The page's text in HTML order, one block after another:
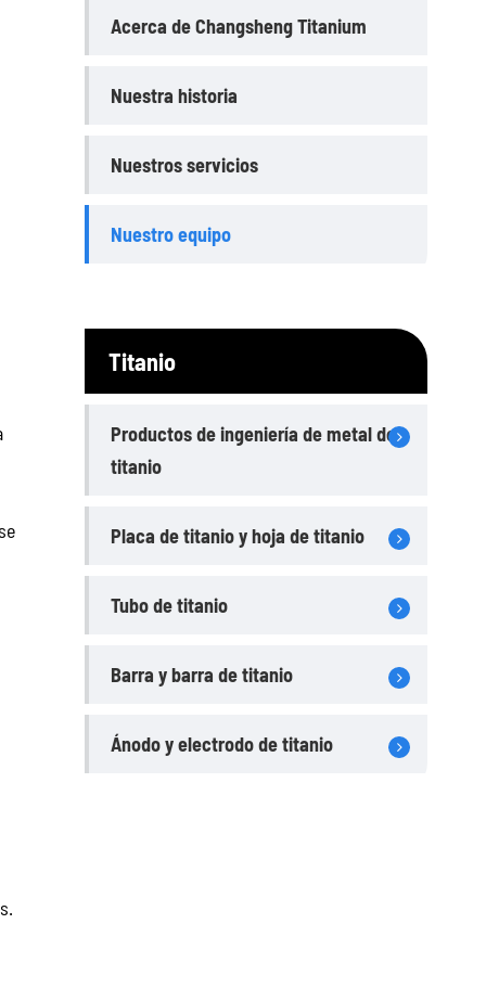
Acerca de Changsheng Titanium
Nuestra historia
Nuestros servicios
Nuestro equipo
Titanio
Productos de ingeniería de metal de
titanio
Placa de titanio y hoja de titanio
Tubo de titanio
Barra y barra de titanio
Ánodo y electrodo de titanio